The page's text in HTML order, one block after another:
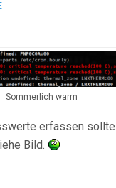
Sommerlich warm
erfassen
Bild.